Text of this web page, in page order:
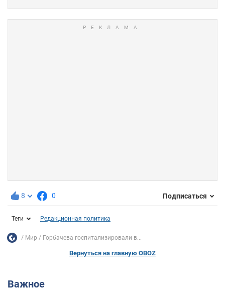
8 0 Подписаться
Теги Редакционная политика
Мир Горбачева госпитализировали в...
Вернуться на главную OBOZ
Важное